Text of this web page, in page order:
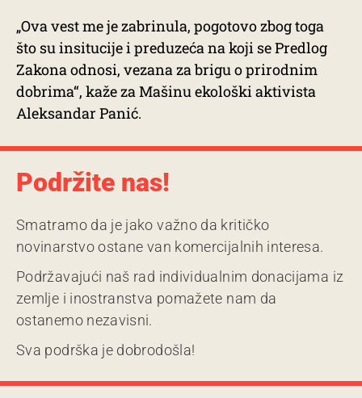
„Ova vest me je zabrinula, pogotovo zbog toga
što su insitucije i preduzeća na koji se Predlog
Zakona odnosi, vezana za brigu o prirodnim
dobrima“, kaže za Mašinu ekološki aktivista
Aleksandar Panić.
Podržite nas!
Smatramo da je jako važno da kritičko
novinarstvo ostane van komercijalnih interesa.
Podržavajući naš rad individualnim donacijama iz
zemlje i inostranstva pomažete nam da
ostanemo nezavisni.
Sva podrška je dobrodošla!